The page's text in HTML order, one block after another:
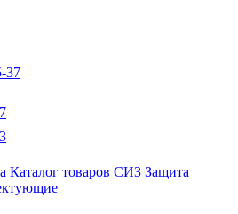
37
Каталог товаров СИЗ Защита